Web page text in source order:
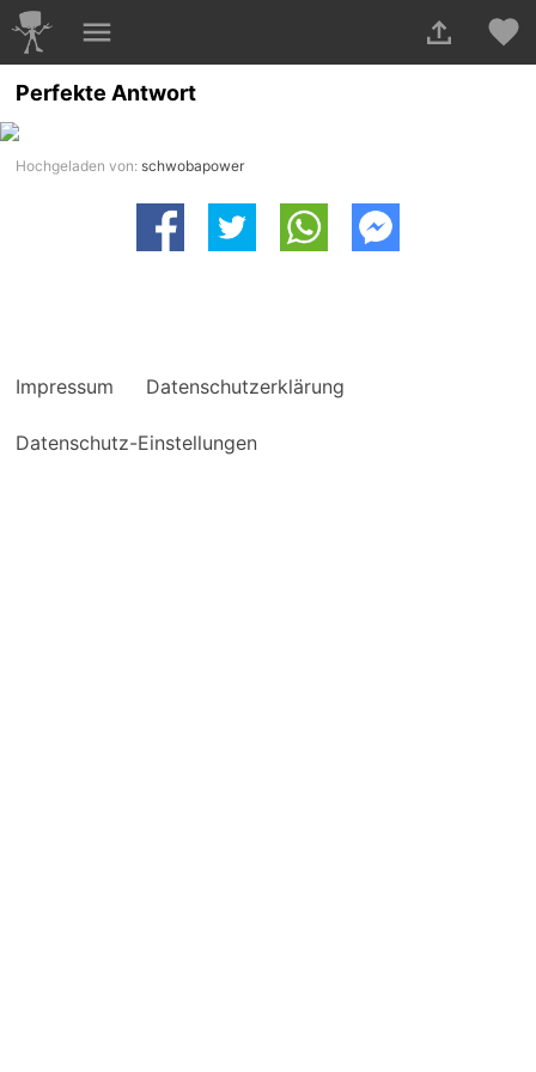
Perfekte Antwort
Hochgeladen von:schwobapower
Impressum Datenschutzerklärung
Datenschutz-Einstellungen